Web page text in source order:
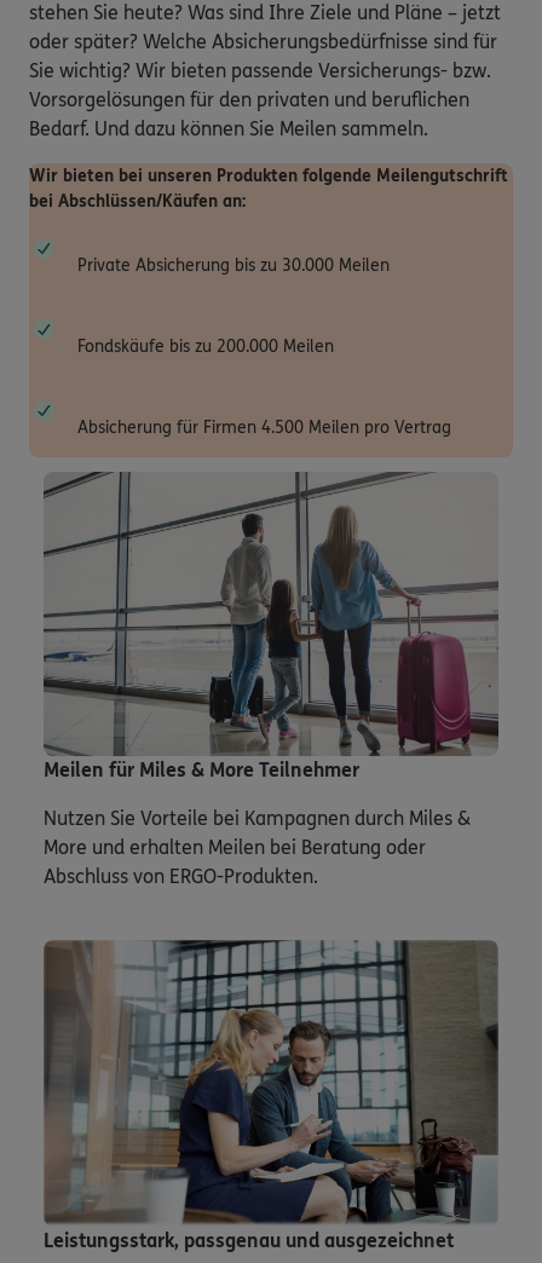
stehen Sie heute? Was sind Ihre Ziele und Pläne – jetzt
oder später? Welche Absicherungsbedürfnisse sind für
Sie wichtig? Wir bieten passende Versicherungs- bzw.
Vorsorgelösungen für den privaten und beruflichen
Bedarf. Und dazu können Sie Meilen sammeln.
Wir bieten bei unseren Produkten folgende Meilengutschrift
bei Abschlüssen/Käufen an:
Private Absicherung bis zu 30.000 Meilen
Fondskäufe bis zu 200.000 Meilen
Absicherung für Firmen 4.500 Meilen pro Vertrag
Meilen für Miles & More Teilnehmer
Nutzen Sie Vorteile bei Kampagnen durch Miles &
More und erhalten Meilen bei Beratung oder
Abschluss von ERGO-Produkten.
Leistungsstark, passgenau und ausgezeichnet